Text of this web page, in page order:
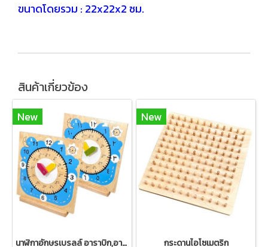
ขนาดโดยรวม : 22x22x2 ซม.
สินค้าเกี่ยวข้อง
New
นาฬิกาอักษรเบรลล์ อาราบิก,อาหรับ (ชุดละ)
New
กระดานไอโซเมตริก